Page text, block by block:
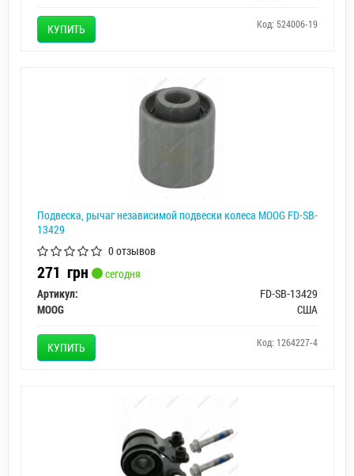
КУПИТЬ Код: 524006-19
Подвеска, рычаг независимой подвески колеса MOOG FD-SB-
13429
0 отзывов
271 грн
сегодня
Артикул:
FD-SB-13429
MOOG
США
КУПИТЬ Код: 1264227-4